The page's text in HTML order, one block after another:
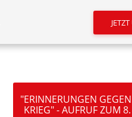
"ERINNERUNGEN
KRIEG" - AUFRUF ZUM